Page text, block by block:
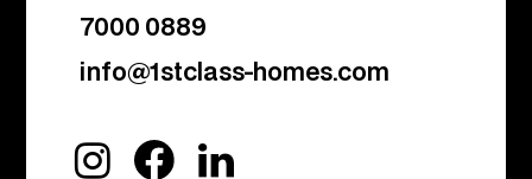
7000 0889
info@1stclass-homes.com